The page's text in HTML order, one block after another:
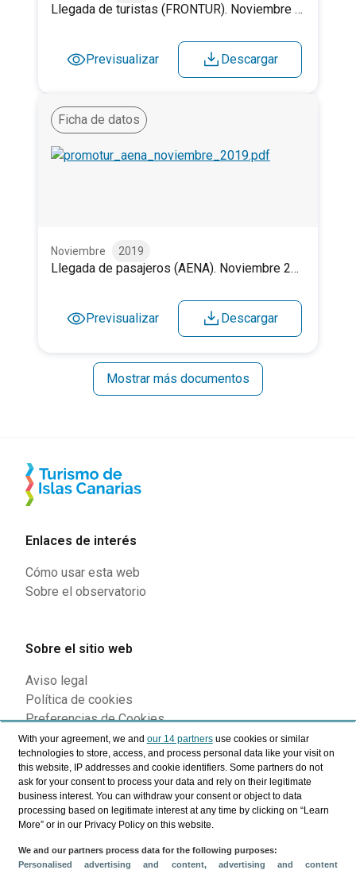
With your agreement, we and our 14 partnersuse cookies or similar
technologies to store, access, and process personal data like your visit on
this website, IP addresses and cookie identifiers. Some partners do not
ask for your consent to process your data and rely on their legitimate
business interest. You can withdraw your consent or object to data
processing based on legitimate interest at any time by clicking on “Learn
More” or in our Privacy Policy on this website.
We and our partners process data for the following purposes:
Personalised advertising and content, advertising and content
Llegada de turistas (FRONTUR). Noviembre 2019.
Previsualizar Descargar
Ficha de datos
Noviembre 2019
Llegada de pasajeros (AENA). Noviembre 2019.
Previsualizar Descargar
Mostrar más documentos
Enlaces de interés
Cómo usar esta web
Sobre el observatorio
Sobre el sitio web
Aviso legal
Política de cookies
Preferencias de Cookies
Siguenos en nuestras redes